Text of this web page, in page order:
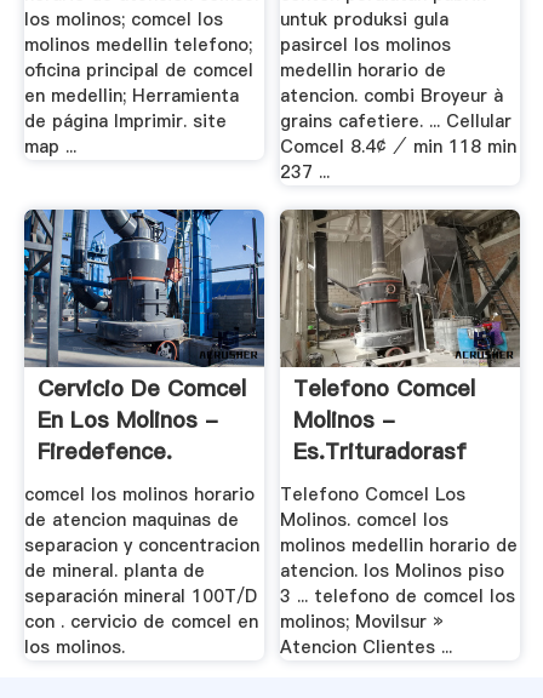
los molinos; comcel los
molinos medellin telefono;
oficina principal de comcel
en medellin; Herramienta
de página Imprimir. site
map ...
untuk produksi gula
pasircel los molinos
medellin horario de
atencion. combi Broyeur à
grains cafetiere. ... Cellular
Comcel 8.4¢ ⁄ min 118 min
237 ...
Cervicio De Comcel
En Los Molinos -
Firedefence.
comcel los molinos horario
de atencion maquinas de
separacion y concentracion
de mineral. planta de
separación mineral 100T/D
con . cervicio de comcel en
los molinos.
Telefono Comcel
Molinos -
Es.trituradorasf
Telefono Comcel Los
Molinos. comcel los
molinos medellin horario de
atencion. los Molinos piso
3 ... telefono de comcel los
molinos; Movilsur »
Atencion Clientes ...